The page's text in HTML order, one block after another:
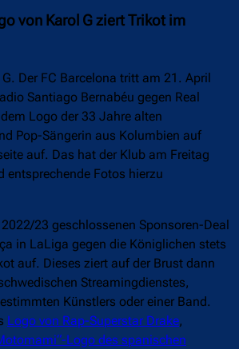
von Karol G ziert Trikot im
Der FC Barcelona tritt am 21. April
Santiago Bernabéu gegen Real
Logo der 33 Jahre alten
Pop-Sängerin aus Kolumbien auf
auf. Das hat der Klub am Freitag
entsprechende Fotos hierzu
23 geschlossenen Sponsoren-Deal
in LaLiga gegen die Königlichen stets
auf. Dieses ziert auf der Brust dann
Streamingdienstes,
Künstlers oder einer Band.
Logo von Rap-Superstar Drake,
Logo des spanischen